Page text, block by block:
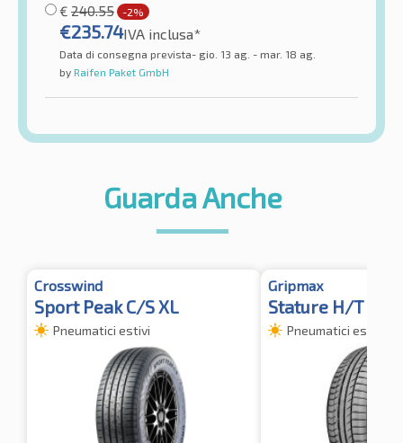
€ 240.55 -2%
€235.74IVA inclusa*
Data di consegna prevista- gio. 13 ag. - mar. 18 ag.
by Raifen Paket GmbH
Guarda Anche
Crosswind
Sport Peak C/S XL
Pneumatici estivi
Gripmax
Stature H/T XL
Pneumatici estivi